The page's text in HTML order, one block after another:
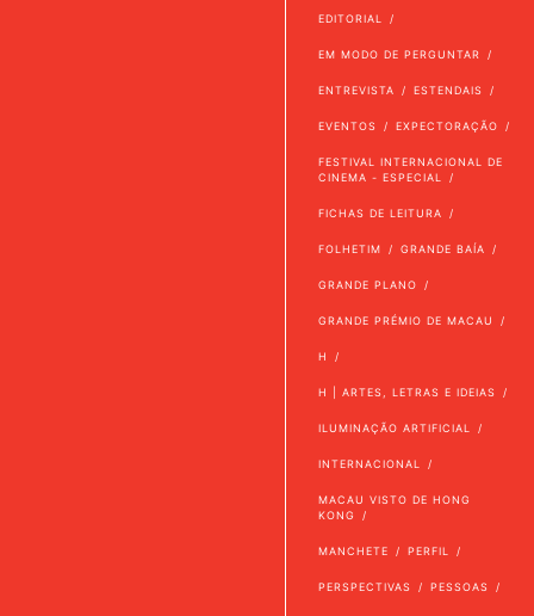
EDITORIAL
EM MODO DE PERGUNTAR
ENTREVISTA ESTENDAIS
EVENTOS EXPECTORAÇÃO
FESTIVAL INTERNACIONAL DE
CINEMA - ESPECIAL
FICHAS DE LEITURA
FOLHETIM GRANDE BAÍA
GRANDE PLANO
GRANDE PRÉMIO DE MACAU
H
H | ARTES, LETRAS E IDEIAS
ILUMINAÇÃO ARTIFICIAL
INTERNACIONAL
MACAU VISTO DE HONG
KONG
MANCHETE PERFIL
PERSPECTIVAS PESSOAS